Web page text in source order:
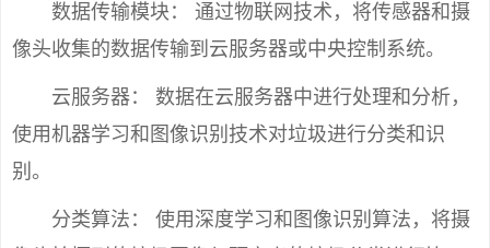
数据传输模块： 通过物联网技术，将传感器和摄
像头收集的数据传输到云服务器或中央控制系统。
云服务器： 数据在云服务器中进行处理和分析，
使用机器学习和图像识别技术对垃圾进行分类和识
别。
分类算法： 使用深度学习和图像识别算法，将摄